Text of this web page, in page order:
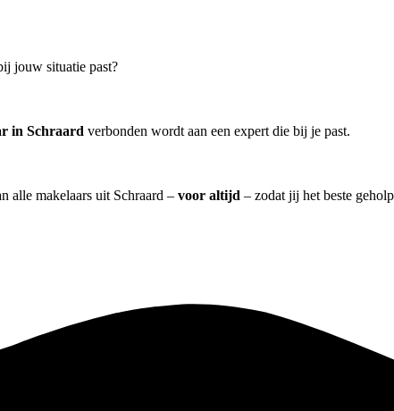
jouw situatie past?
in Schraard verbonden wordt aan een expert die bij je past.
alle makelaars uit Schraard – voor altijd – zodat jij het beste